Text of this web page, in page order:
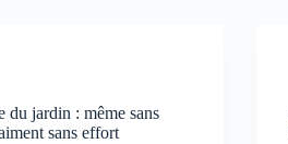
jardin : même sans
sans effort